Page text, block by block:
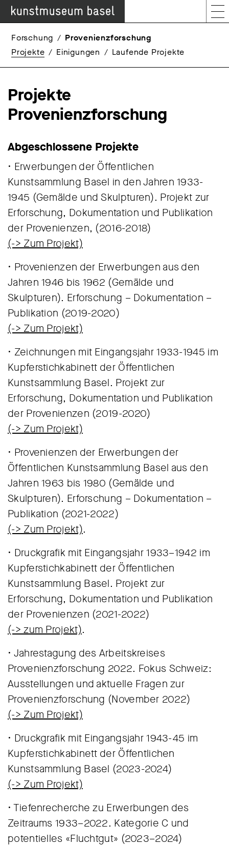
Forschung
Provenienzforschung
Projekte
Einigungen Laufende Projekte
Projekte
Provenienzforschung
Abgeschlossene Projekte
• Erwerbungen der Öffentlichen
Kunstsammlung Basel in den Jahren 1933-
1945 (Gemälde und Skulpturen). Projekt zur
Erforschung, Dokumentation und Publikation
der Provenienzen, (2016-2018)
(-> Zum Projekt)
• Provenienzen der Erwerbungen aus den
Jahren 1946 bis 1962 (Gemälde und
Skulpturen). Erforschung – Dokumentation –
Publikation (2019-2020)
(-> Zum Projekt)
• Zeichnungen mit Eingangsjahr 1933-1945 im
Kupferstichkabinett der Öffentlichen
Kunstsammlung Basel. Projekt zur
Erforschung, Dokumentation und Publikation
der Provenienzen (2019-2020)
(-> Zum Projekt)
• Provenienzen der Erwerbungen der
Öffentlichen Kunstsammlung Basel aus den
Jahren 1963 bis 1980 (Gemälde und
Skulpturen). Erforschung – Dokumentation –
Publikation (2021-2022)
(-> Zum Projekt).
• Druckgrafik mit Eingangsjahr 1933–1942 im
Kupferstichkabinett der Öffentlichen
Kunstsammlung Basel. Projekt zur
Erforschung, Dokumentation und Publikation
der Provenienzen (2021-2022)
(-> zum Projekt).
• Jahrestagung des Arbeitskreises
Provenienzforschung 2022. Fokus Schweiz:
Ausstellungen und aktuelle Fragen zur
Provenienzforschung (November 2022)
(-> Zum Projekt)
• Druckgrafik mit Eingangsjahr 1943-45 im
Kupferstichkabinett der Öffentlichen
Kunstsammlung Basel (2023-2024)
(-> Zum Projekt)
• Tiefenrecherche zu Erwerbungen des
Zeitraums 1933–2022. Kategorie C und
potentielles «Fluchtgut» (2023–2024)